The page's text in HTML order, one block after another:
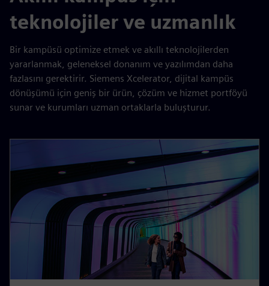
teknolojiler ve uzmanlık
Bir kampüsü optimize etmek ve akıllı teknolojilerden
yararlanmak, geleneksel donanım ve yazılımdan daha
fazlasını gerektirir. Siemens Xcelerator, dijital kampüs
dönüşümü için geniş bir ürün, çözüm ve hizmet portföyü
sunar ve kurumları uzman ortaklarla buluşturur.